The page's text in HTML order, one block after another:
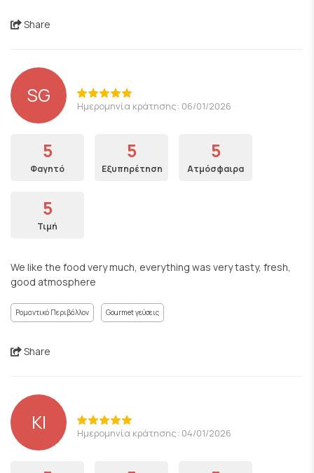
Share
SG Ημερομηνία κράτησης: 06/01/2026
5
Φαγητό
5
Εξυπηρέτηση
5
Ατμόσφαιρα
5
Τιμή
We like the food very much, everything was very tasty, fresh,
good atmosphere
Ρομαντικό Περιβάλλον Gourmet γεύσεις
Share
ΚΙ Ημερομηνία κράτησης: 04/01/2026